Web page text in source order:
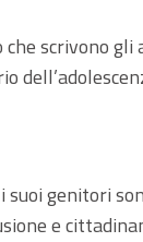
scrivono gli
genitori
e